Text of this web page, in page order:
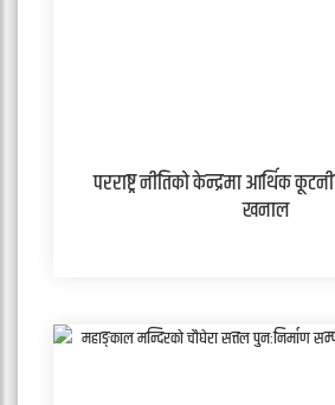
परराष्ट्र नीतिको केन्द्रमा आर्थिक
खनाल